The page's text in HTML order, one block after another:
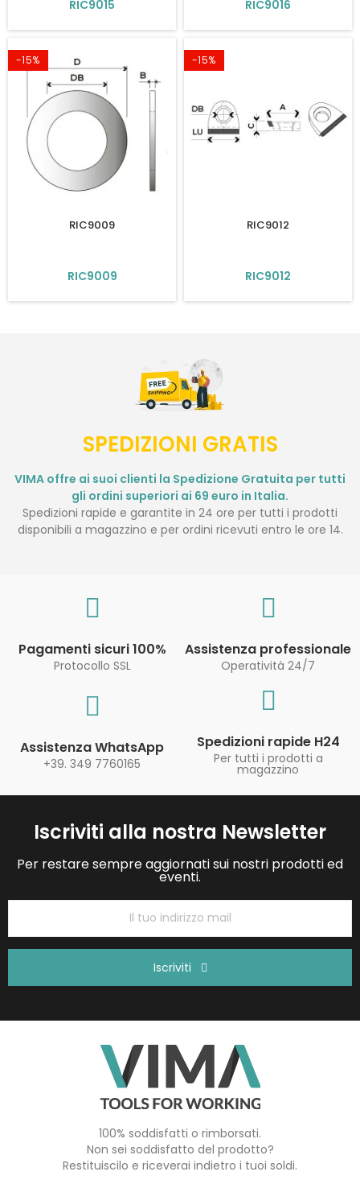
RIC9015 RIC9016
-15%
RIC9009
RIC9009
-15%
RIC9012
RIC9012
SPEDIZIONI GRATIS
VIMA offre ai suoi clienti la Spedizione Gratuita per tutti
gli ordini superiori ai 69 euro in Italia.
Spedizioni rapide e garantite in 24 ore per tutti i prodotti
disponibili a magazzino e per ordini ricevuti entro le ore 14.
Pagamenti sicuri 100%
Protocollo SSL
Assistenza professionale
Operatività 24/7
Assistenza WhatsApp
+39. 349 7760165
Spedizioni rapide H24
Per tutti i prodotti a
magazzino
Iscriviti alla nostra Newsletter
Per restare sempre aggiornati sui nostri prodotti ed
eventi.
Iscriviti
100% soddisfatti o rimborsati.
Non sei soddisfatto del prodotto?
Restituiscilo e riceverai indietro i tuoi soldi.